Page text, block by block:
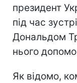
президент
під час
Дональдом
нього
Як відомо,